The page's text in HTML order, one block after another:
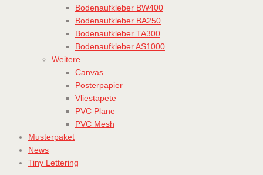
Bodenaufkleber BW400
Bodenaufkleber BA250
Bodenaufkleber TA300
Bodenaufkleber AS1000
Weitere
Canvas
Posterpapier
Vliestapete
PVC Plane
PVC Mesh
Musterpaket
News
Tiny Lettering